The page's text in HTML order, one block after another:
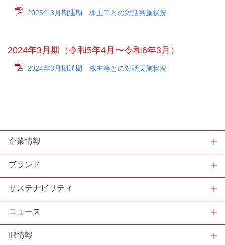
2025年3月期通期 株主等との対話実施状況
2024年3月期（令和5年4月〜令和6年3月）
2024年3月期通期 株主等との対話実施状況
企業情報
ブランド
サステナビリティ
ニュース
IR情報